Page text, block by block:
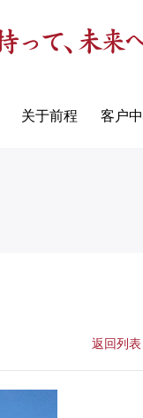
关于前程 客户
返回列表